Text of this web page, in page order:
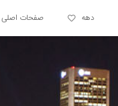
دهه صفحات اصلی